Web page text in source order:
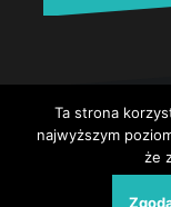
Dumnie
Strona
Ta strona
najwyższym
że